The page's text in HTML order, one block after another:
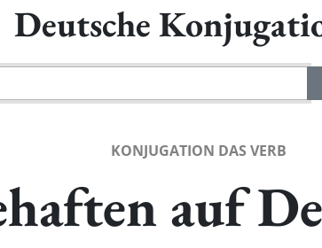
Deutsche
KONJUGATION DAS VERB
auf